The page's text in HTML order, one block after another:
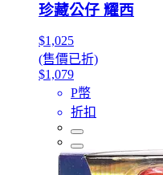
珍藏公仔 耀西
$1,025
(售價已折)
$1,079
P幣
折扣